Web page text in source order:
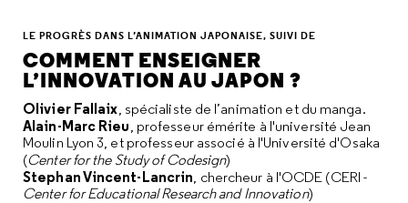
COMMENT ENSEIGNER
L’INNOVATION AU JAPON ?
LE PROGRÈS DANS L’ANIMATION JAPONAISE, SUIVI DE
Olivier Fallaix, spécialiste de l’animation et du manga.
Alain-Marc Rieu, professeur émérite à l'université Jean
Moulin Lyon 3, et professeur associé à l'Université d'Osaka
(Center for the Study of Codesign)
Stephan Vincent-Lancrin, chercheur à l'OCDE (CERI -
Center for Educational Research and Innovation)